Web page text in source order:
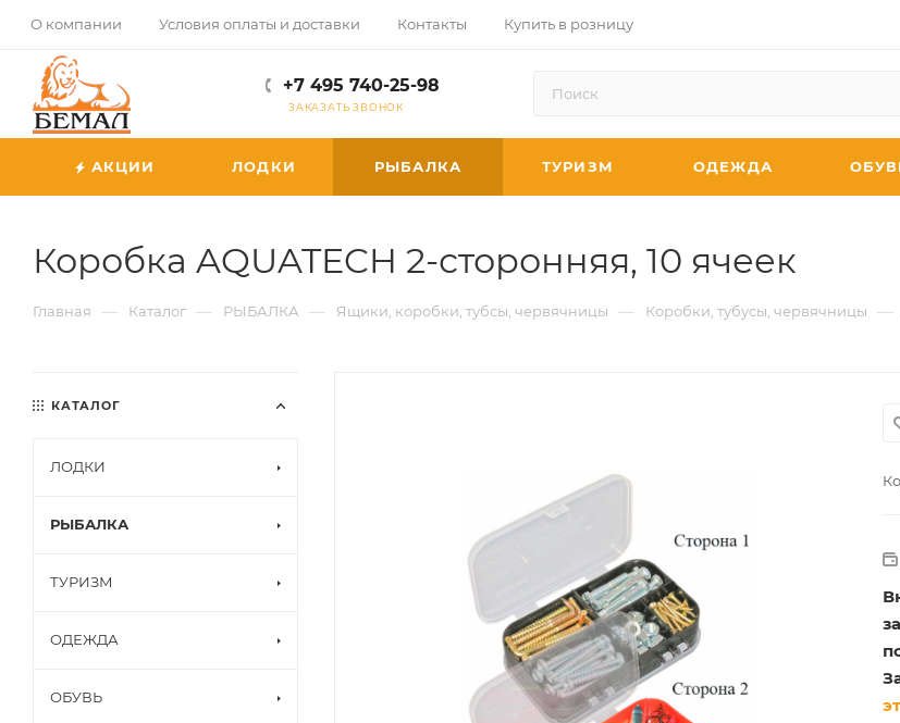
О компании Условия оплаты и доставки Контакты Купить в розницу
+7 495 740-25-98
ЗАКАЗАТЬ ЗВОНОК
АКЦИИ ЛОДКИ РЫБАЛКА ТУРИЗМ ОДЕЖДА
Коробка AQUATECH 2-сторонняя, 10 ячеек
Главная — Каталог — РЫБАЛКА — Ящики, коробки, тубсы, червячницы — Коробки, тубусы, червячницы —
КАТАЛОГ
ЛОДКИ
РЫБАЛКА
ТУРИЗМ
ОДЕЖДА
ОБУВЬ